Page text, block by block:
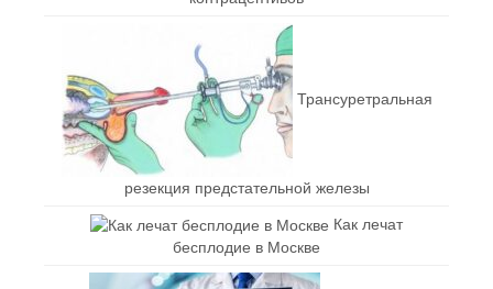
Трансуретральная
резекция предстательной железы
Как лечат
бесплодие в Москве